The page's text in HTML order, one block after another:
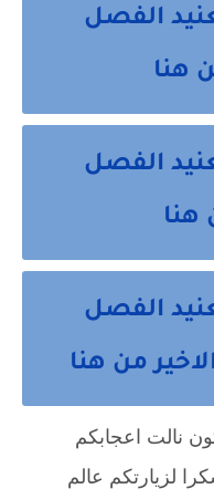
الفصل
هنا
الفصل
هنا
الفصل
من هنا